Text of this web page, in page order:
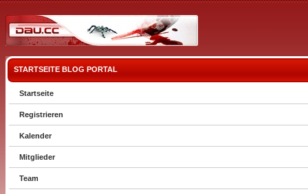
STARTSEITE BLOG PORTAL
Startseite
Registrieren
Kalender
Mitglieder
Team